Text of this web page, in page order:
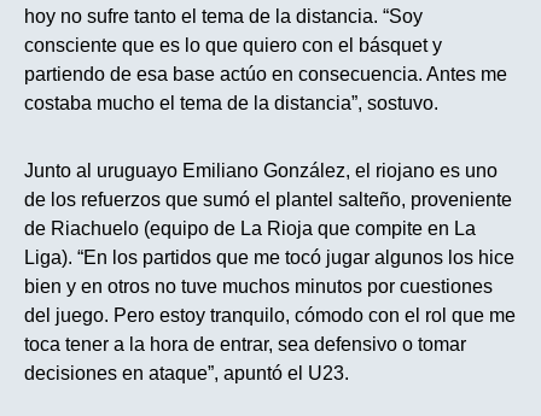
hoy no sufre tanto el tema de la distancia. “Soy
consciente que es lo que quiero con el básquet y
partiendo de esa base actúo en consecuencia. Antes me
costaba mucho el tema de la distancia”, sostuvo.
Junto al uruguayo Emiliano González, el riojano es uno
de los refuerzos que sumó el plantel salteño, proveniente
de Riachuelo (equipo de La Rioja que compite en La
Liga). “En los partidos que me tocó jugar algunos los hice
bien y en otros no tuve muchos minutos por cuestiones
del juego. Pero estoy tranquilo, cómodo con el rol que me
toca tener a la hora de entrar, sea defensivo o tomar
decisiones en ataque”, apuntó el U23.